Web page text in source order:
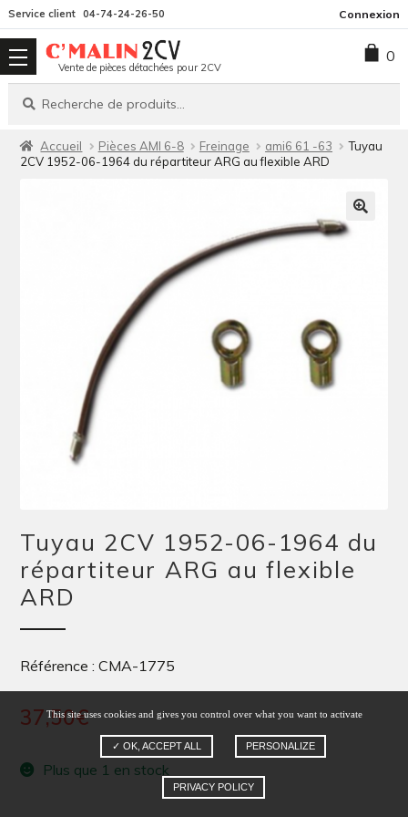
la
navigation
contenu
Service client 04-74-24-26-50 Connexion
Vente de pièces détachées pour 2CV
Recherche
Recherche
0
Accueil Pièces AMI 6-8 Freinage ami6 61 -63
Tuyau
2CV 1952-06-1964 du répartiteur ARG au flexible ARD
Tuyau 2CV 1952-06-1964 du
répartiteur ARG au flexible
ARD
Référence : CMA-1775
37,50€
Plus que 1 en stock
This site uses cookies and gives you control over what you want to activate
✓ OK, ACCEPT ALL PERSONALIZE
PRIVACY POLICY